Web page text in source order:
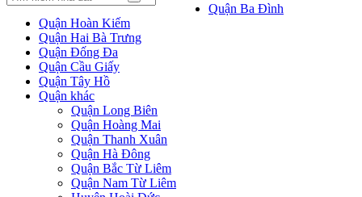
Quận Ba Đình
Quận Hoàn Kiếm
Quận Hai Bà Trưng
Quận Đống Đa
Quận Cầu Giấy
Quận Tây Hồ
Quận khác
Quận Long Biên
Quận Hoàng Mai
Quận Thanh Xuân
Quận Hà Đông
Quận Bắc Từ Liêm
Quận Nam Từ Liêm